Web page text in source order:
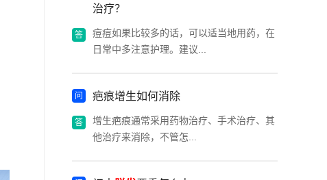
治疗？
痘痘如果比较多的话，可以适当地用药，在
日常中多注意护理。建议...
疤痕增生如何消除
增生疤痕通常采用药物治疗、手术治疗、其
他治疗来消除，不管怎...